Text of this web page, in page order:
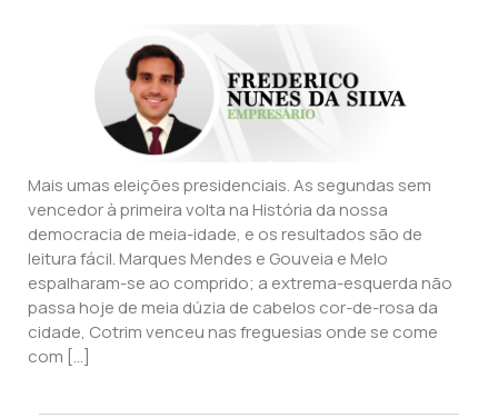
Mais umas eleições presidenciais. As segundas sem
vencedor à primeira volta na História da nossa
democracia de meia-idade, e os resultados são de
leitura fácil. Marques Mendes e Gouveia e Melo
espalharam-se ao comprido; a extrema-esquerda não
passa hoje de meia dúzia de cabelos cor-de-rosa da
cidade, Cotrim venceu nas freguesias onde se come
com […]